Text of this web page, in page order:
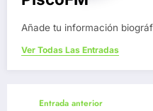
Añade tu información
Ver Todas Las Entradas
Entrada anterior